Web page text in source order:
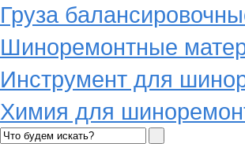
Груза
Шиноремонтные
Инструмент для
Химия для